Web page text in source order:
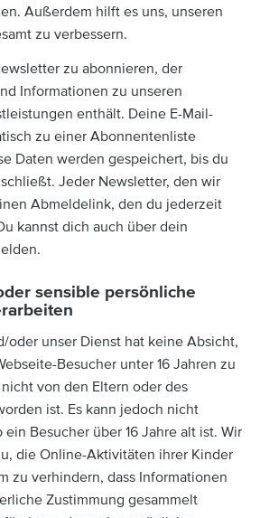
Außerdem hilft es uns, unseren
zu verbessern.
zu abonnieren, der
Informationen zu unseren
enthält. Deine E-Mail-
zu einer Abonnentenliste
Daten werden gespeichert, bis du
Jeder Newsletter, den wir
Abmeldelink, den du jederzeit
kannst dich auch über dein
sensible persönliche
oder unser Dienst hat keine Absicht,
Besucher unter 16 Jahren zu
von den Eltern oder des
ist. Es kann jedoch nicht
Besucher über 16 Jahre alt ist. Wir
die Online-Aktivitäten ihrer Kinder
zu verhindern, dass Informationen
Zustimmung gesammelt